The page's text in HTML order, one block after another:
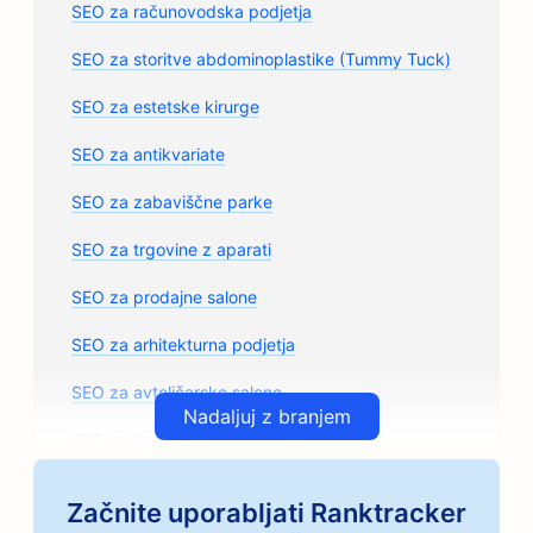
SEO za računovodska podjetja
SEO za storitve abdominoplastike (Tummy Tuck)
SEO za estetske kirurge
SEO za antikvariate
SEO za zabaviščne parke
SEO za trgovine z aparati
SEO za prodajne salone
SEO za arhitekturna podjetja
SEO za avtoličarske salone
SEO za trgovine z avtomobilskimi deli
Nadaljuj z branjem
Začnite uporabljati Ranktracker